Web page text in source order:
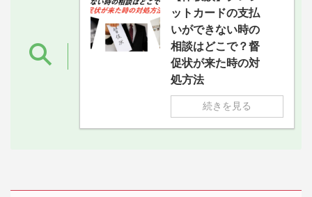
ットカードの支払
いができない時の
相談はどこで？督
促状が来た時の対
処方法
続きを見る